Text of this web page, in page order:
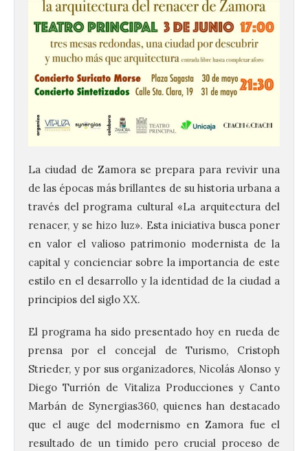
La ciudad de Zamora se prepara para revivir una
de las épocas más brillantes de su historia urbana a
través del programa cultural «La arquitectura del
renacer, y se hizo luz». Esta iniciativa busca poner
en valor el valioso patrimonio modernista de la
capital y concienciar sobre la importancia de este
estilo en el desarrollo y la identidad de la ciudad a
principios del siglo XX.
El programa ha sido presentado hoy en rueda de
prensa por el concejal de Turismo, Cristoph
Strieder, y por sus organizadores, Nicolás Alonso y
Diego Turrión de Vitaliza Producciones y Canto
Marbán de Synergias360, quienes han destacado
que el auge del modernismo en Zamora fue el
resultado de un tímido pero crucial proceso de